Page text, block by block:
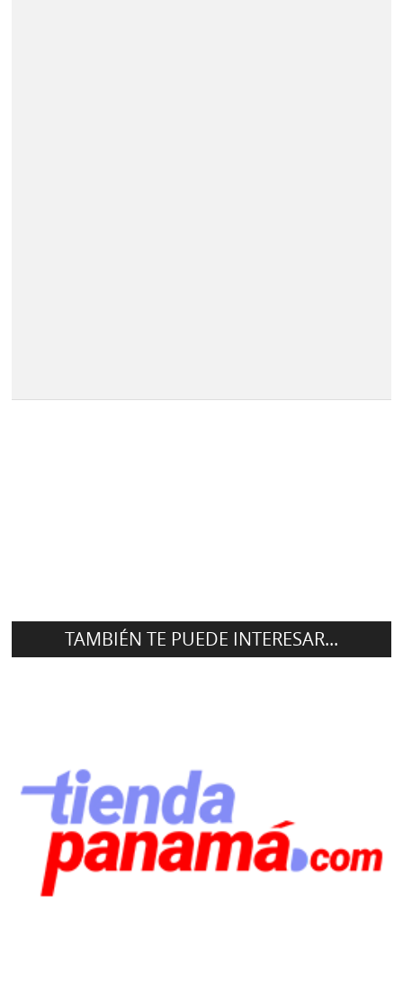
TAMBIÉN TE PUEDE INTERESAR...